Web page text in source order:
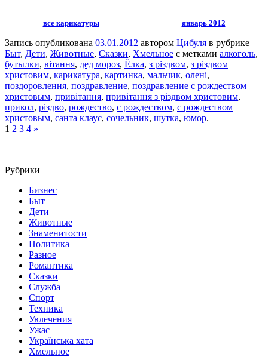
все карикатуры январь 2012
Запись опубликована 03.01.2012 автором Цибуля в рубрике
Быт, Дети, Животные, Сказки, Хмельное с метками алкоголь,
бутылки, вітання, дед мороз, Ёлка, з різдвом, з різдвом
христовим, карикатура, картинка, мальчик, олені,
поздоровлення, поздравление, поздравление с рождеством
христовым, привітання, привітання з різдвом христовим,
прикол, різдво, рождество, с рождеством, с рождеством
христовым, санта клаус, сочельник, шутка, юмор.
1 2 3 4 »
Рубрики
Бизнес
Быт
Дети
Животные
Знаменитости
Политика
Разное
Романтика
Сказки
Служба
Спорт
Техника
Увлечения
Ужас
Українська хата
Хмельное